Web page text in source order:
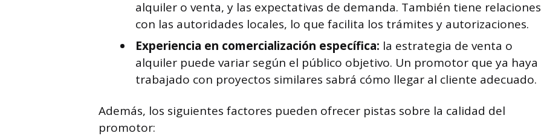
alquiler o venta, y las expectativas de demanda. También tiene relaciones
con las autoridades locales, lo que facilita los trámites y autorizaciones.
Experiencia en comercialización específica: la estrategia de venta o
alquiler puede variar según el público objetivo. Un promotor que ya haya
trabajado con proyectos similares sabrá cómo llegar al cliente adecuado.
Además, los siguientes factores pueden ofrecer pistas sobre la calidad del
promotor: